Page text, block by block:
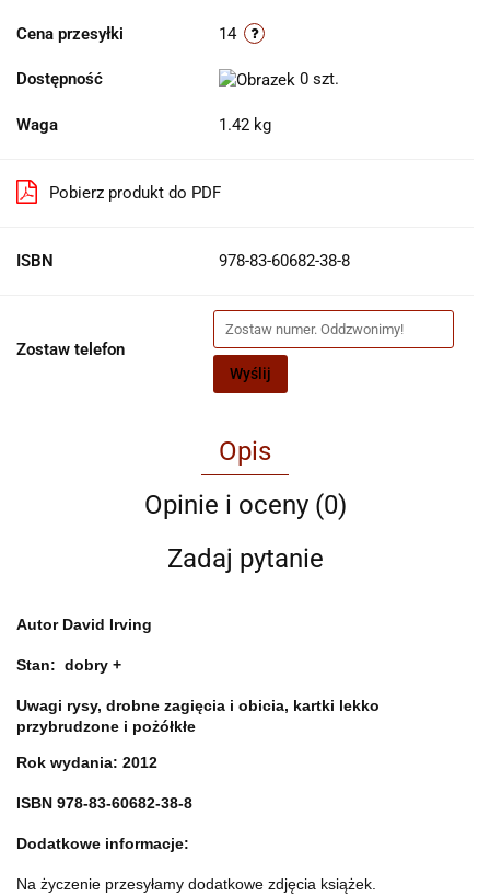
Cena przesyłki 14
Dostępność 0 szt.
Waga 1.42 kg
Pobierz produkt do PDF
ISBN 978-83-60682-38-8
Zostaw telefon
Wyślij
Opis
Opinie i oceny (0)
Zadaj pytanie
AutorDavid Irving
Stan: dobry +
Uwagi rysy, drobne zagięcia i obicia, kartki lekko
przybrudzone i pożółkłe
Rok wydania: 2012
ISBN 978-83-60682-38-8
Dodatkowe informacje:
Na życzenie przesyłamy dodatkowe zdjęcia książek.